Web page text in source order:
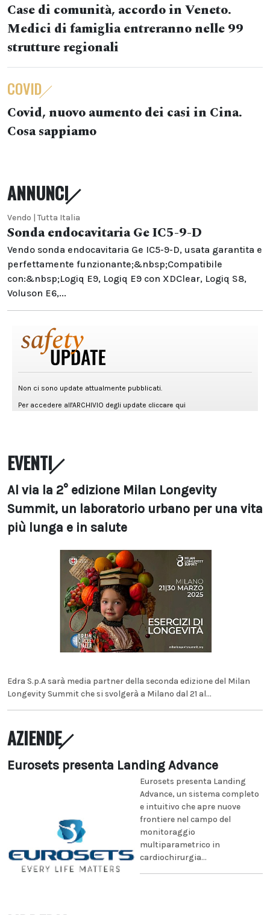
Case di comunità, accordo in Veneto.
Medici di famiglia entreranno nelle 99
strutture regionali
COVID
Covid, nuovo aumento dei casi in Cina.
Cosa sappiamo
ANNUNCI
Vendo | Tutta Italia
Sonda endocavitaria Ge IC5-9-D
Vendo sonda endocavitaria Ge IC5-9-D, usata garantita e
perfettamente funzionante;&nbsp;Compatibile
con:&nbsp;Logiq E9, Logiq E9 con XDClear, Logiq S8,
Voluson E6,...
EVENTI
Al via la 2° edizione Milan Longevity
Summit, un laboratorio urbano per una vita
più lunga e in salute
Edra S.p.A sarà media partner della seconda edizione del Milan
Longevity Summit che si svolgerà a Milano dal 21 al...
AZIENDE
Eurosets presenta Landing Advance
Eurosets presenta Landing
Advance, un sistema completo
e intuitivo che apre nuove
frontiere nel campo del
monitoraggio
multiparametrico in
cardiochirurgia...